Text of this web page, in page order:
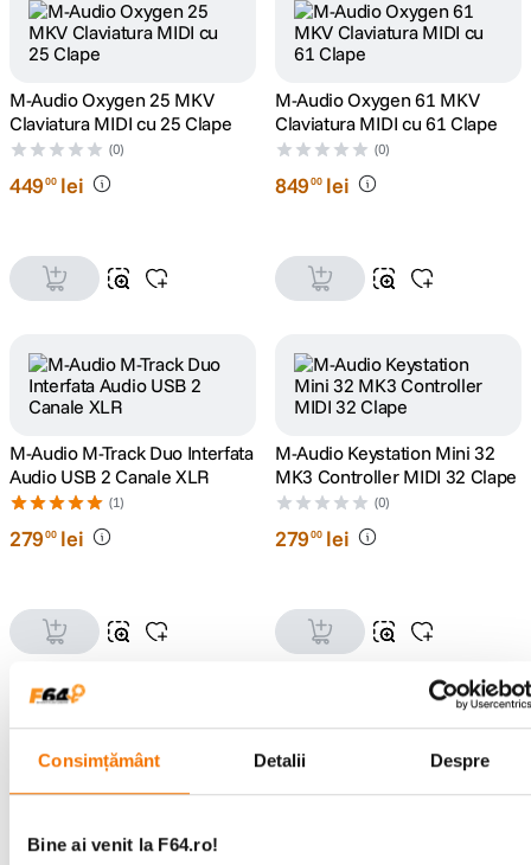
Consimțământ Detalii Despre
Bine ai venit la F64.ro!
M-Audio Oxygen 25 MKV
Claviatura MIDI cu 25 Clape
(0)
44900 lei
M-Audio Oxygen 61 MKV
Claviatura MIDI cu 61 Clape
(0)
84900 lei
M-Audio M-Track Duo Interfata
Audio USB 2 Canale XLR
(1)
27900 lei
M-Audio Keystation Mini 32
MK3 Controller MIDI 32 Clape
(0)
27900 lei
(0)